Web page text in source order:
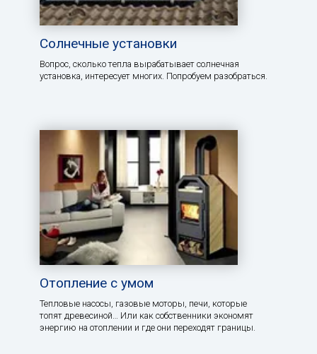
Солнечные установки
Вопрос, сколько тепла вырабатывает солнечная
установка, интересует многих. Попробуем разобраться.
Отопление с умом
Тепловые насосы, газовые моторы, печи, которые
топят древесиной… Или как собственники экономят
энергию на отоплении и где они переходят границы.